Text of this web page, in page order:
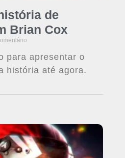
de
Brian Cox
para apresentar o
história até agora.